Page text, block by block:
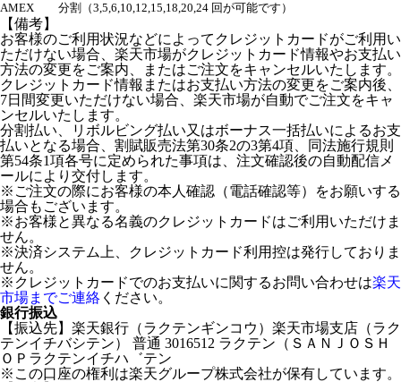
AMEX
分割（3,5,6,10,12,15,18,20,24 回が可能です）
【備考】
お客様のご利用状況などによってクレジットカードがご利用い
ただけない場合、楽天市場がクレジットカード情報やお支払い
方法の変更をご案内、またはご注文をキャンセルいたします。
クレジットカード情報またはお支払い方法の変更をご案内後、
7日間変更いただけない場合、楽天市場が自動でご注文をキャ
ンセルいたします。
分割払い、リボルビング払い又はボーナス一括払いによるお支
払いとなる場合、割賦販売法第30条2の3第4項、同法施行規則
第54条1項各号に定められた事項は、注文確認後の自動配信メ
ールにより交付します。
※ご注文の際にお客様の本人確認（電話確認等）をお願いする
場合もございます。
※お客様と異なる名義のクレジットカードはご利用いただけま
せん。
※決済システム上、クレジットカード利用控は発行しておりま
せん。
※クレジットカードでのお支払いに関するお問い合わせは楽天
市場までご連絡 ください。
銀行振込
【振込先】楽天銀行（ラクテンギンコウ）楽天市場支店（ラク
テンイチバシテン） 普通 3016512 ラクテン（ＳＡＮＪＯＳＨ
ＯＰラクテンイチハ゛テン
※この口座の権利は楽天グループ株式会社が保有しています。